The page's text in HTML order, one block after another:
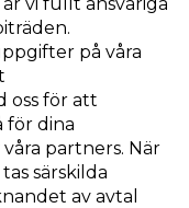
på våra
oss för att
för dina
partners. När
särskilda
av avtal